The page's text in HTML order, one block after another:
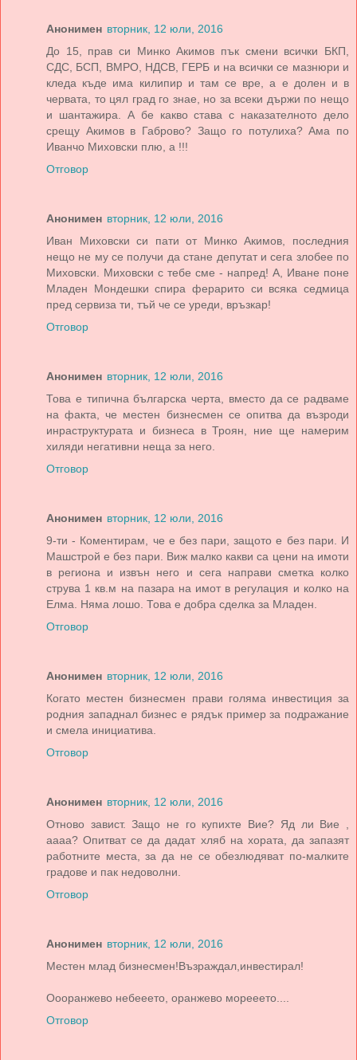
Анонимен вторник, 12 юли, 2016
До 15, прав си Минко Акимов пък смени всички БКП,
СДС, БСП, ВМРО, НДСВ, ГЕРБ и на всички се мазнюри и
кледа къде има килипир и там се вре, а е долен и в
червата, то цял град го знае, но за всеки държи по нещо
и шантажира. А бе какво става с наказателното дело
срещу Акимов в Габрово? Защо го потулиха? Ама по
Иванчо Миховски плю, а !!!
Отговор
Анонимен вторник, 12 юли, 2016
Иван Миховски си пати от Минко Акимов, последния
нещо не му се получи да стане депутат и сега злобее по
Миховски. Миховски с тебе сме - напред! А, Иване поне
Младен Мондешки спира ферарито си всяка седмица
пред сервиза ти, тъй че се уреди, връзкар!
Отговор
Анонимен вторник, 12 юли, 2016
Това е типична българска черта, вместо да се радваме
на факта, че местен бизнесмен се опитва да възроди
инраструктурата и бизнеса в Троян, ние ще намерим
хиляди негативни неща за него.
Отговор
Анонимен вторник, 12 юли, 2016
9-ти - Коментирам, че е без пари, защото е без пари. И
Машстрой е без пари. Виж малко какви са цени на имоти
в региона и извън него и сега направи сметка колко
струва 1 кв.м на пазара на имот в регулация и колко на
Елма. Няма лошо. Това е добра сделка за Младен.
Отговор
Анонимен вторник, 12 юли, 2016
Когато местен бизнесмен прави голяма инвестиция за
родния западнал бизнес е рядък пример за подражание
и смела инициатива.
Отговор
Анонимен вторник, 12 юли, 2016
Отново завист. Защо не го купихте Вие? Яд ли Вие ,
аааа? Опитват се да дадат хляб на хората, да запазят
работните места, за да не се обезлюдяват по-малките
градове и пак недоволни.
Отговор
Анонимен вторник, 12 юли, 2016
Местен млад бизнесмен!Възраждал,инвестирал!
Оооранжево небееето, оранжево морееето....
Отговор